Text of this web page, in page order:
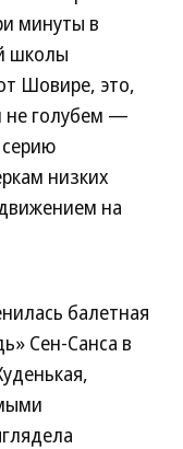
минуты в
школы
Шовире, это,
не голубем —
низких
на
балетная
Сен-Санса в